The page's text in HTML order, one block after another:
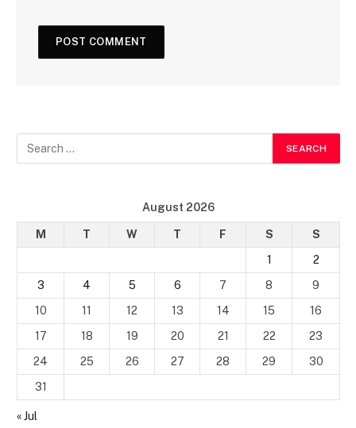
August 2026
M T W T F S
S
1
2
3
4 5 6 7 8
9
10
11 12 13 14 15
16
17
18 19 20 21 22
23
24
25 26 27 28 29
30
31
« Jul